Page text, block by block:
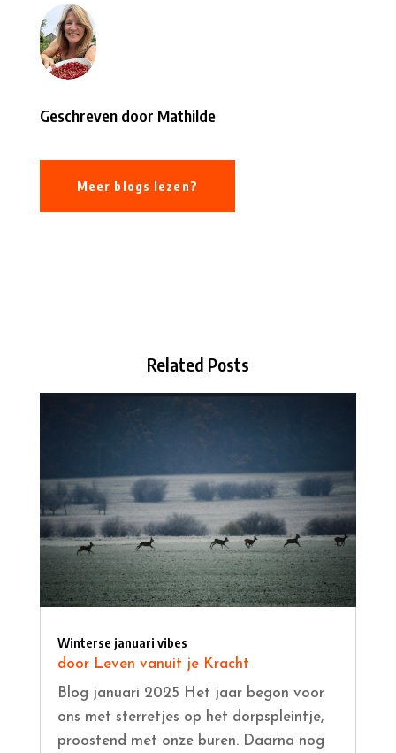
Geschreven door Mathilde
Meer blogs lezen?
Related Posts
Winterse januari vibes
door Leven vanuit je Kracht
Blog januari 2025 Het jaar begon voor
ons met sterretjes op het dorpspleintje,
proostend met onze buren. Daarna nog